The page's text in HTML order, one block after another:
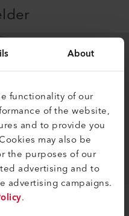
About
functionality of our
of the website,
and to provide you
may also be
the purposes of our
advertising and to
advertising campaigns.
.